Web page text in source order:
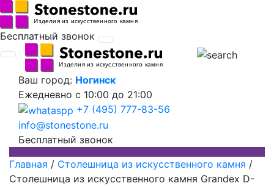
Бесплатный звонок
Ваш город: Ногинск
Ежедневно с 10:00 до 21:00
+7 (495) 777-83-56
info@stonestone.ru
Бесплатный звонок
Главная / Столешница из искусственного камня /
Столешница из искусственного камня Grandex D-